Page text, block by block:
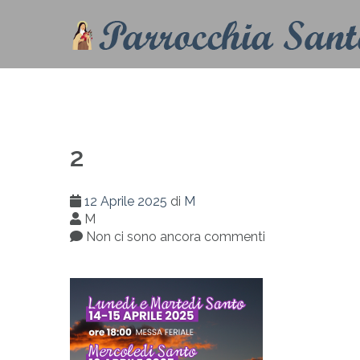
2
12 Aprile 2025 di M
M
Non ci sono ancora commenti